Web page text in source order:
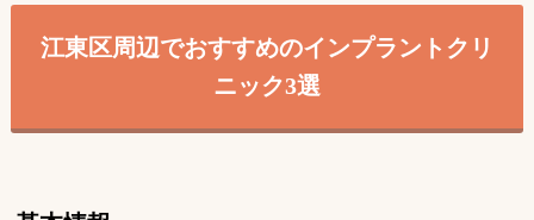
江東区周辺でおすすめのインプラントクリ
ニック3選